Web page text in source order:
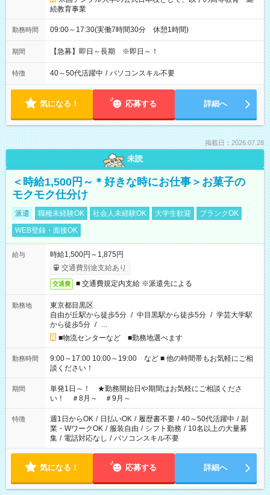
続教育事業
勤務時間 09:00～17:30(実働7時間30分 休憩1時間)
期間 【急募】即日～長期 ※即日～！
特徴 40～50代活躍中 / パソコンスキル不要
気になる！ 応募する 詳細へ
掲載日：2026.07.28
未読
＜時給1,500円～＊好きな時にお仕事＞お菓子の
モクモク仕分け
派遣 職種未経験OK 社会人未経験OK 大学生歓迎
ブランクOK
WEB登録・面接OK
給与
時給1,500円～1,875円
交通費別途支給あり
交通費 ■ 交通費規定内支給 ※派遣先による
勤務地
東京都目黒区
自由が丘駅から徒歩5分 / 中目黒駅から徒歩5分 / 学芸大学駅
から徒歩5分 / …
■物流センターなど ■勤務地選べます
勤務時間
9:00～17:00 10:00～19:00 など ■ 他の時間帯もお気軽にご相
談ください！
期間
単発1日～！ ★勤務開始日や期間はお気軽にご相談くださ
い！ ＃8月～ ＃9月～
特徴 週1日からOK / 日払いOK / 履歴書不要 / 40～50代活躍中 / 副
業・WワークOK / 服装自由 / シフト勤務 / 10名以上の大量募
集 / 電話対応なし / パソコンスキル不要
気になる！ 応募する 詳細へ